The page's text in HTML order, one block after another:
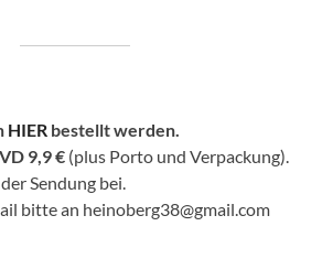
HIER bestellt werden.
9,9 € (plus Porto und Verpackung).
Sendung bei.
bitte an heinoberg38@gmail.com